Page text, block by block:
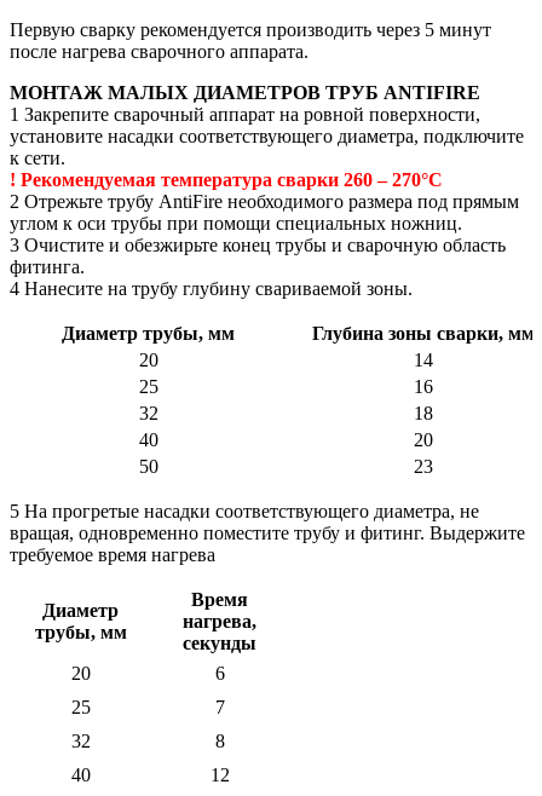
Первую сварку рекомендуется производить через 5 минут
после нагрева сварочного аппарата.
МОНТАЖ МАЛЫХ ДИАМЕТРОВ ТРУБ ANTIFIRE
1 Закрепите сварочный аппарат на ровной поверхности,
установите насадки соответствующего диаметра, подключите
к сети.
! Рекомендуемая температура сварки 260 – 270°С
2 Отрежьте трубу AntiFire необходимого размера под прямым
углом к оси трубы при помощи специальных ножниц.
3 Очистите и обезжирьте конец трубы и сварочную область
фитинга.
4 Нанесите на трубу глубину свариваемой зоны.
Диаметр трубы, мм
Глубина зоны сварки, мм
20
14
25
16
32
18
40
20
50
23
5 На прогретые насадки соответствующего диаметра, не
вращая, одновременно поместите трубу и фитинг. Выдержите
требуемое время нагрева
Диаметр
трубы, мм
Время
нагрева,
секунды
20
6
25
7
32
8
40
12